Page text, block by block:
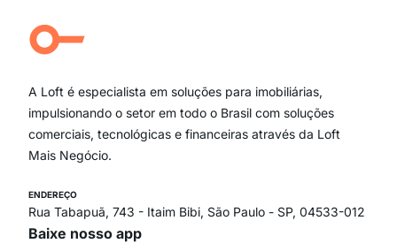
Campo Belo
Ipiranga
Paraíso
Itaim Bibi
A Loft é especialista em soluções para imobiliárias,
impulsionando o setor em todo o Brasil com soluções
comerciais, tecnológicas e financeiras através da Loft
Mais Negócio.
ENDEREÇO
Rua Tabapuã, 743 - Itaim Bibi, São Paulo - SP, 04533-012
Baixe nosso app